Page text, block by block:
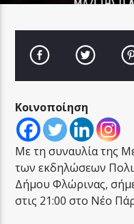
Artist
LA FAMIGLIA RADIO
LA FAMIGLIA
Κοινοποίηση
Με τη συναυλία της
των εκδηλώσεων
Δήμου Φλώρινας,
στις 21:00 στο Νέο